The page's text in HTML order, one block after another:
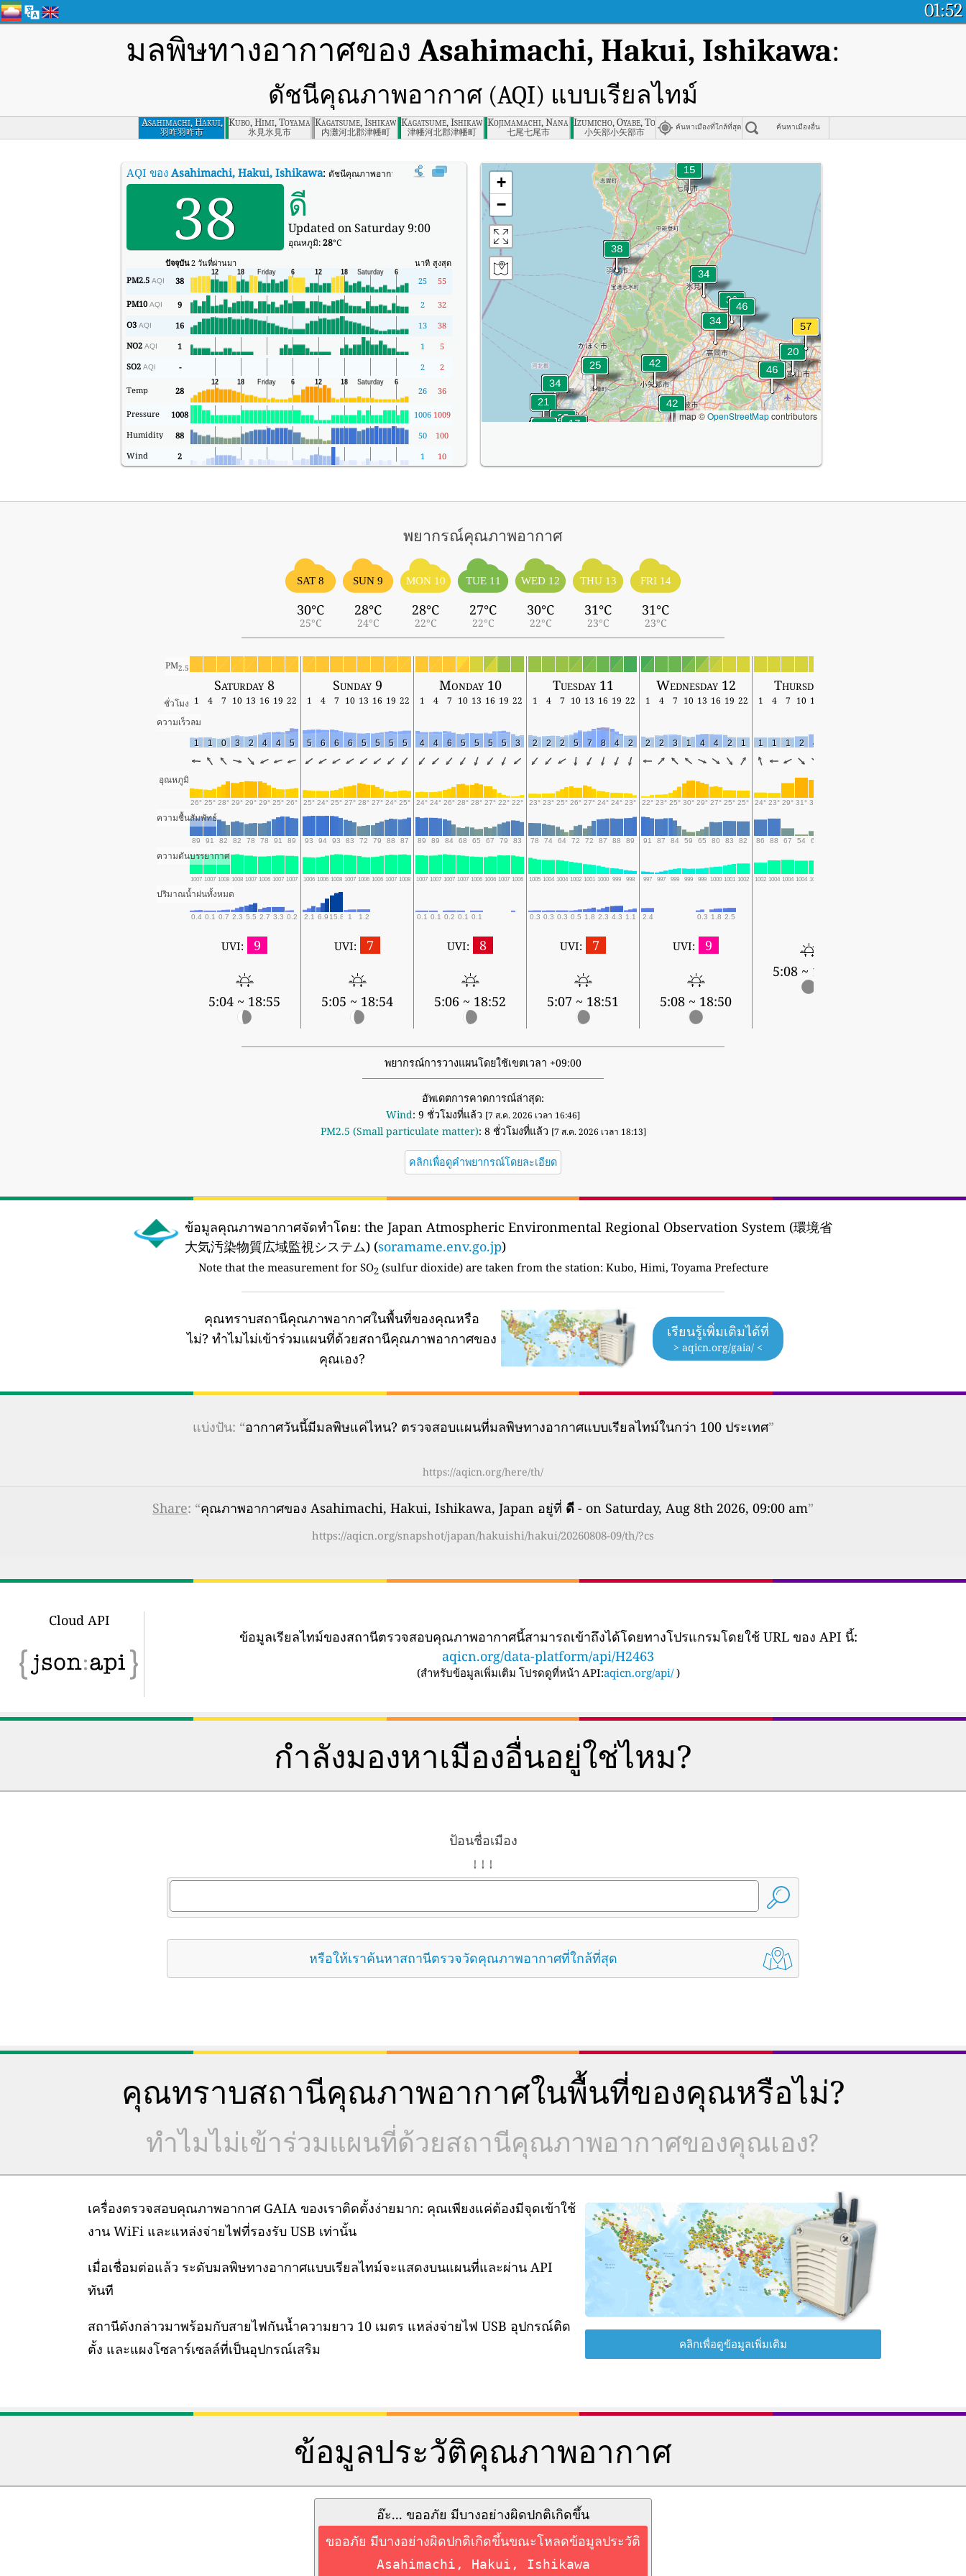
01:52
มลพิษทางอากาศของAsahimachi, Hakui, Ishikawa:
ดัชนีคุณภาพอากาศ (AQI) แบบเรียลไทม์
Asahimachi, Hakui,
Ishikawa
羽咋羽咋市
Kubo, Himi, Toyama Prefecture
氷見氷見市
Kagatsume, Ishikawa-ken
内灘河北郡津幡町
Kagatsume, Ishikawa Prefecture
津幡河北郡津幡町
Kojimamachi, Nanao, Ishikawa
七尾七尾市
Izumicho, Oyabe, Toyama Prefecture
小矢部小矢部市 ค้นหาเมืองที่ใกล้ที่สุด ค้นหาเมืองอื่น
AQI ของ Asahimachi, Hakui, Ishikawa: ดัชนีคุณภาพอากาศ (AQI) แบบเรียลไทม์ของ Asahimachi, Hakui, Ishikawa
38 ดี
Updated on Saturday 9:00
อุณหภูมิ:28°C
ปัจจุบัน2 วันที่ผ่านมา นาที สูงสุด
PM2.5 AQI 38 25 55
PM10 AQI 9 2
32
O3 AQI 16 13
38
NO2 AQI 1 1
5
SO2 AQI - 2 2
Temp 28 26 36
Pressure 1008 1006 1009
Humidity
88 50
100
Wind
2 1 10
+
−
map ©OpenStreetMapcontributors
พยากรณ์คุณภาพอากาศ
SAT 8
30°C
25°C
SUN 9
28°C
24°C
MON 10
28°C
22°C
TUE 11
27°C
22°C
WED 12
30°C
22°C
THU 13
31°C
23°C
FRI 14
31°C
23°C
PM2.5
Saturday 8 Sunday 9 Monday 10 Tuesday 11 Wednesday 12 Thursday 13
ชั่วโมง 1 4 7 10 13 16 19 22 1 4 7 10 13 16 19 22 1 4 7 10 13 16 19 22 1 4 7 10 13 16 19 22 1 4 7 10 13 16 19 22 1 4 7 10 13
ความเร็วลม
1 1 0 3 2 4 4 5 5 6 6 6 5 5 5 5 4 4 6 5 5 5 5 3 2 2 2 5 7 8 4 2 2 2 3 1 4 4 2 1 1 1 1 2 4
อุณหภูมิ
26° 25° 28° 29° 29° 29° 25° 26° 25° 24° 25° 27° 28° 27° 24° 25° 24° 24° 26° 28° 28° 27° 22° 22° 23° 23° 25° 26° 27° 24° 24° 23° 22° 23° 25° 30° 29° 27° 25° 25° 24° 23° 29° 31° 30°
ความชื้นสัมพัทธ์
89 91 82 82 78 78 91 89 93 94 93 83 72 79 88 87 89 89 84 68 65 67 79 83 78 74 64 72 72 87 88 89 91 87 84 59 65 80 83 82 86 88 67 54 61
ความดันบรรยากาศ
1007 1007 1008 1008 1007 1006 1007 1007 1006 1006 1008 1007 1006 1006 1007 1008 1007 1007 1007 1007 1006 1006 1007 1006 1005 1004 1004 1002 1001 1000 999 998 997 997 999 999 999 1000 1001 1002 1002 1004 1004 1004 1004
ปริมาณน้ำฝนทั้งหมด
0.4 0.1 0.7 2.3 5.5 2.7 3.3 0.2 2.1 6.9 15.8 1 1.2 0.1 0.1 0.2 0.1 0.1 0.3 0.3 0.3 0.5 1.8 2.3 4.3 1.1 2.4 0.3 1.8 2.5
UVI: 9
5:04 ~ 18:55
UVI: 7
5:05 ~ 18:54
UVI: 8
5:06 ~ 18:52
UVI: 7
5:07 ~ 18:51
UVI: 9
5:08 ~ 18:50
5:08 ~ 18:49
พยากรณ์การวางแผนโดยใช้เขตเวลา +09:00
อัพเดตการคาดการณ์ล่าสุด:
Wind: 9 ชั่วโมงที่แล้ว [7 ส.ค. 2026 เวลา 16:46]
PM2.5 (Small particulate matter): 8 ชั่วโมงที่แล้ว [7 ส.ค. 2026 เวลา 18:13]
คลิกเพื่อดูคำพยากรณ์โดยละเอียด
ข้อมูลคุณภาพอากาศจัดทำโดย: the Japan Atmospheric Environmental Regional Observation System (環境省
大気汚染物質広域監視システム) (soramame.env.go.jp)
Note that the measurement for SO2 (sulfur dioxide) are taken from the station: Kubo, Himi, Toyama Prefecture
คุณทราบสถานีคุณภาพอากาศในพื้นที่ของคุณหรือ
ไม่? ทำไมไม่เข้าร่วมแผนที่ด้วยสถานีคุณภาพอากาศของ
คุณเอง?
เรียนรู้เพิ่มเติมได้ที่
> aqicn.org/gaia/ <
แบ่งปัน: “อากาศวันนี้มีมลพิษแค่ไหน? ตรวจสอบแผนที่มลพิษทางอากาศแบบเรียลไทม์ในกว่า 100 ประเทศ”
https://aqicn.org/here/th/
Share: “คุณภาพอากาศของ Asahimachi, Hakui, Ishikawa, Japan อยู่ที่ ดี - on Saturday, Aug 8th 2026, 09:00 am”
https://aqicn.org/snapshot/japan/hakuishi/hakui/20260808-09/th/?cs
Cloud API
ข้อมูลเรียลไทม์ของสถานีตรวจสอบคุณภาพอากาศนี้สามารถเข้าถึงได้โดยทางโปรแกรมโดยใช้ URL ของ API นี้:
aqicn.org/data-platform/api/H2463
(สำหรับข้อมูลเพิ่มเติม โปรดดูที่หน้า API:aqicn.org/api/ )
กำลังมองหาเมืองอื่นอยู่ใช่ไหม?
ป้อนชื่อเมือง
↓ ↓ ↓
หรือให้เราค้นหาสถานีตรวจวัดคุณภาพอากาศที่ใกล้ที่สุด
คุณทราบสถานีคุณภาพอากาศในพื้นที่ของคุณหรือไม่?
ทำไมไม่เข้าร่วมแผนที่ด้วยสถานีคุณภาพอากาศของคุณเอง?
เครื่องตรวจสอบคุณภาพอากาศ GAIA ของเราติดตั้งง่ายมาก: คุณเพียงแค่ต้องมีจุดเข้าใช้
งาน WiFi และแหล่งจ่ายไฟที่รองรับ USB เท่านั้น
เมื่อเชื่อมต่อแล้ว ระดับมลพิษทางอากาศแบบเรียลไทม์จะแสดงบนแผนที่และผ่าน API
ทันที
สถานีดังกล่าวมาพร้อมกับสายไฟกันน้ำความยาว 10 เมตร แหล่งจ่ายไฟ USB อุปกรณ์ติด
ตั้ง และแผงโซลาร์เซลล์ที่เป็นอุปกรณ์เสริม
คลิกเพื่อดูข้อมูลเพิ่มเติม
ข้อมูลประวัติคุณภาพอากาศ
อ๊ะ... ขออภัย มีบางอย่างผิดปกติเกิดขึ้น
ขออภัย มีบางอย่างผิดปกติเกิดขึ้นขณะโหลดข้อมูลประวัติ
Asahimachi, Hakui, Ishikawa